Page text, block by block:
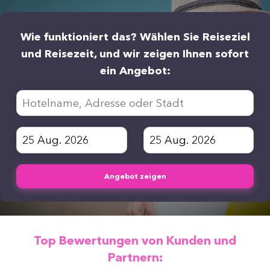
Wie funktioniert das? Wählen Sie Reiseziel
und Reisezeit, und wir zeigen Ihnen sofort
ein Angebot:
Angebot zeigen
Top Bewertungen von Kunden und
Partnern: